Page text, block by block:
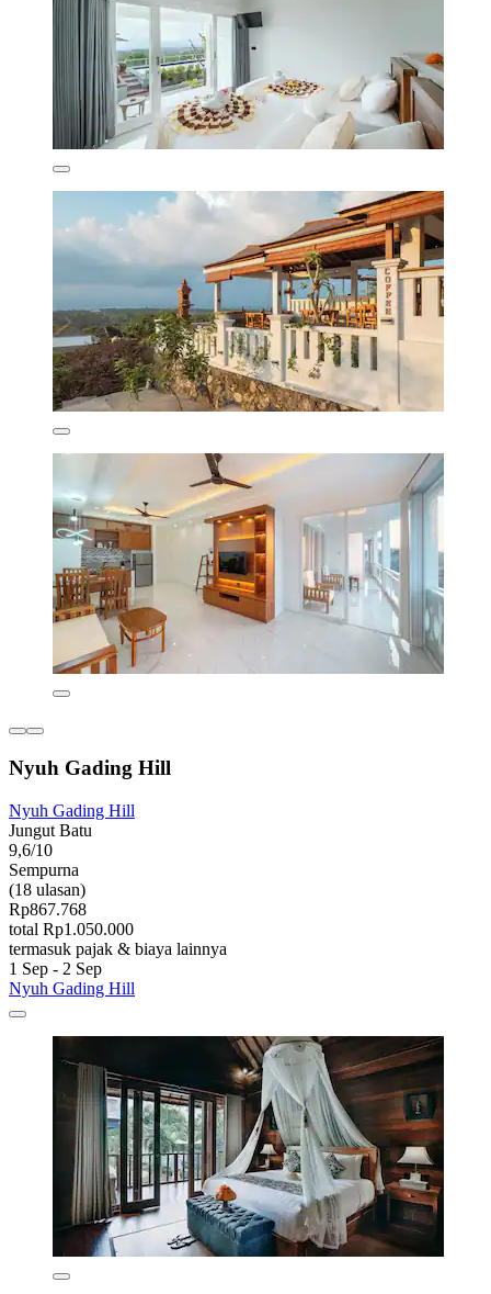
Nyuh Gading Hill
Nyuh Gading Hill
Jungut Batu
9,6/10
Sempurna
(18 ulasan)
Rp867.768
total Rp1.050.000
termasuk pajak & biaya lainnya
1 Sep - 2 Sep
Nyuh Gading Hill